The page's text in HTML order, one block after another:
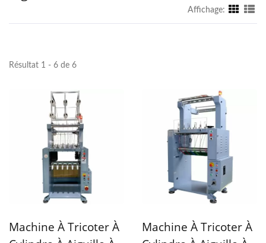
Affichage:
Résultat 1 - 6 de 6
Machine À Tricoter À
Machine À Tricoter À